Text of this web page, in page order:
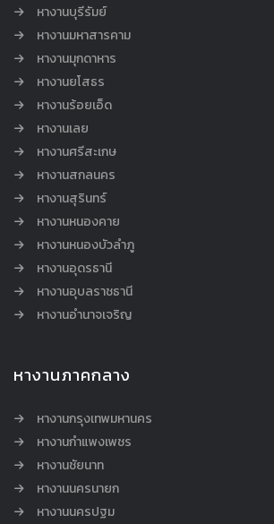
หางานบุรีรัมย์
หางานมหาสารคาม
หางานมุกดาหาร
หางานยโสธร
หางานร้อยเอ็ด
หางานเลย
หางานศรีสะเกษ
หางานสกลนคร
หางานสุรินทร์
หางานหนองคาย
หางานหนองบัวลำภู
หางานอุดรธานี
หางานอุบลราชธานี
หางานอำนาจเจริญ
หางานภาคกลาง
หางานกรุงเทพมหานคร
หางานกำแพงเพชร
หางานชัยนาท
หางานนครนายก
หางานนครปฐม